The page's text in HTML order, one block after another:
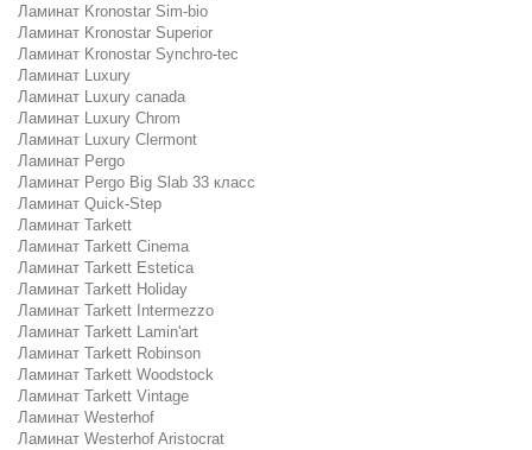
Ламинат Kronostar Sim-bio
Ламинат Kronostar Superior
Ламинат Kronostar Synchro-tec
Ламинат Luxury
Ламинат Luxury canada
Ламинат Luxury Chrom
Ламинат Luxury Clermont
Ламинат Pergo
Ламинат Pergo Big Slab 33 класс
Ламинат Quick-Step
Ламинат Tarkett
Ламинат Tarkett Cinema
Ламинат Tarkett Estetica
Ламинат Tarkett Holiday
Ламинат Tarkett Intermezzo
Ламинат Tarkett Lamin'art
Ламинат Tarkett Robinson
Ламинат Tarkett Woodstock
Ламинат Tarkett Vintage
Ламинат Westerhof
Ламинат Westerhof Aristocrat